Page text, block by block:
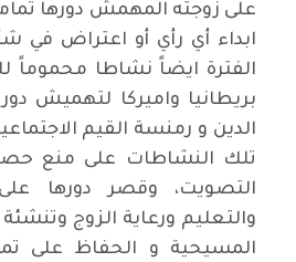
على زوجته المهمش دورها
ابداء أي رأي أو اعتراض
الفترة ايضاً نشاطا محموماً
بريطانيا واميركا لتهميش
الدين و رمنسة القيم
تلك النشاطات على منع
التصويت، وقصر دورها على
والتعليم ورعاية الزوج
المسيحية و الحفاظ على